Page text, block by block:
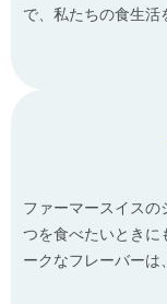
で、私たちの食生
ファーマースイス
つを食べたいときに
ークなフレーバー